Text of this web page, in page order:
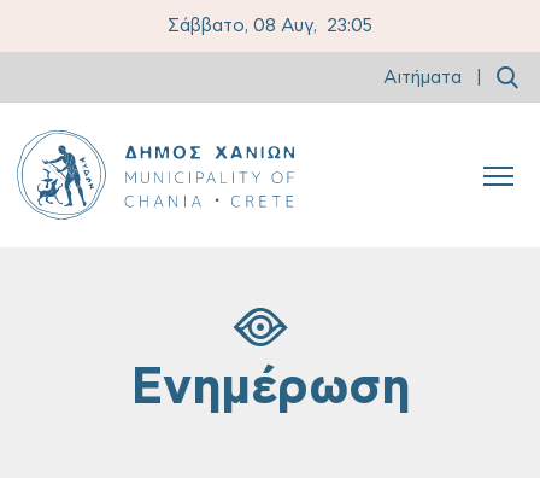
Σάββατο, 08 Αυγ, 23:05
Αιτήματα
Ενημέρωση